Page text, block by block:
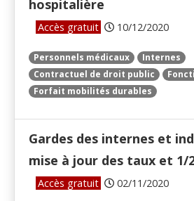
hospitalière
Accès gratuit 10/12/2020
Personnels médicaux
Internes
Contractuel de droit public
Forfait mobilités durables
Gardes des internes et
mise à jour des taux et 1/
Accès gratuit 02/11/2020